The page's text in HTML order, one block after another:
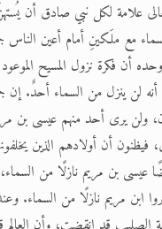
علامة لكل نبي صادق أن
مع ملَكينِ أمام أعين الناس
أن فكرة نزول المسيح
أنه لن ينزل من السماء أحدٌ. إن
ولن يرى أحد منهم عيسى بن
فيظنون أن أولادهم الذين
عيسى بن مريم نازلًا من
ابن مريم نازلًا من السماء.